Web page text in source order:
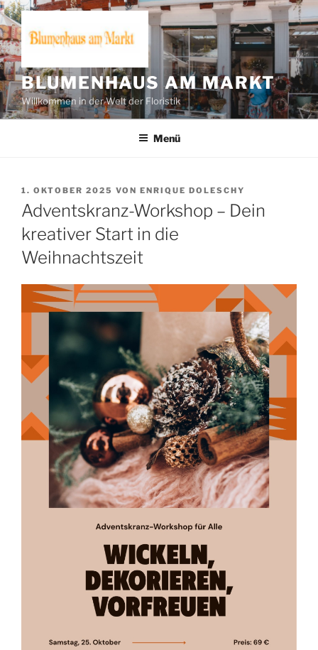
Zum
Inhalt
springen
BLUMENHAUS AM MARKT
Willkommen in der Welt der Floristik
Menü
VERÖFFENTLICHT
AM
1. OKTOBER 2025 VON ENRIQUE DOLESCHY
Adventskranz-Workshop – Dein
kreativer Start in die
Weihnachtszeit